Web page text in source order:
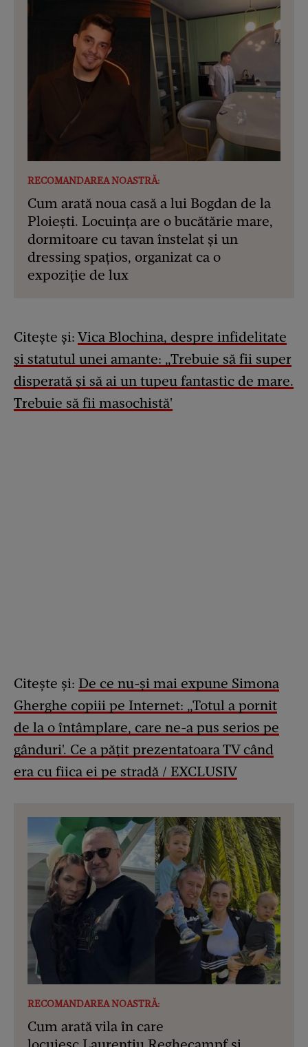
RECOMANDAREA NOASTRĂ:
Cum arată noua casă a lui Bogdan de la
Ploiești. Locuința are o bucătărie mare,
dormitoare cu tavan înstelat și un
dressing spațios, organizat ca o
expoziție de lux
Citește și: Vica Blochina, despre infidelitate
și statutul unei amante: „Trebuie să fii super
disperată și să ai un tupeu fantastic de mare.
Trebuie să fii masochistă'
Citește și: De ce nu-și mai expune Simona
Gherghe copiii pe Internet: „Totul a pornit
de la o întâmplare, care ne-a pus serios pe
gânduri'. Ce a pățit prezentatoara TV când
era cu fiica ei pe stradă / EXCLUSIV
RECOMANDAREA NOASTRĂ:
Cum arată vila în care